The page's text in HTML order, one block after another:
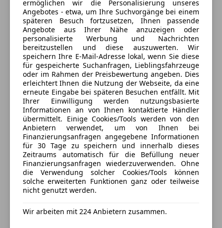
Anhängerkupplung
Dachreling
Innenspiegel automatisch abblendend
Pannenkit
Anbieter kontaktieren
Deine Nachricht
Eintauschwagen: Kaufen und verkaufen in nur einem
Schritt
Ich möchte mein Auto in Zahlung geben
ermöglichen wir die Personalisierung unseres
Angebotes - etwa, um Ihre Suchvorgänge bei einem
späteren Besuch fortzusetzen, Ihnen passende
Angebote aus Ihrer Nähe anzuzeigen oder
personalisierte Werbung und Nachrichten
bereitzustellen und diese auszuwerten. Wir
speichern Ihre E-Mail-Adresse lokal, wenn Sie diese
für gespeicherte Suchanfragen, Lieblingsfahrzeuge
oder im Rahmen der Preisbewertung angeben. Dies
erleichtert Ihnen die Nutzung der Webseite, da eine
erneute Eingabe bei späteren Besuchen entfällt. Mit
Ihrer Einwilligung werden nutzungsbasierte
Informationen an von Ihnen kontaktierte Händler
übermittelt. Einige Cookies/Tools werden von den
Anbietern verwendet, um von Ihnen bei
Finanzierungsanfragen angegebene Informationen
für 30 Tage zu speichern und innerhalb dieses
Zeitraums automatisch für die Befüllung neuer
Finanzierungsanfragen wiederzuverwenden. Ohne
die Verwendung solcher Cookies/Tools können
solche erweiterten Funktionen ganz oder teilweise
nicht genutzt werden.
Wir arbeiten mit 224 Anbietern zusammen.